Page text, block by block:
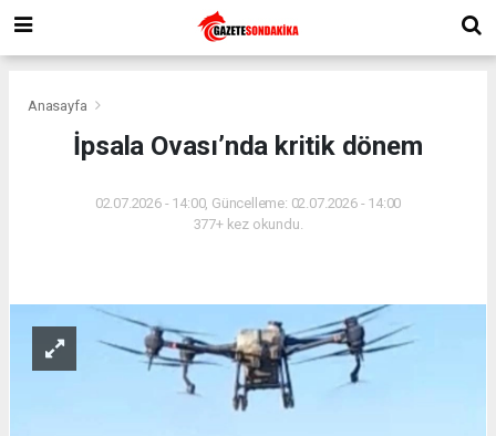
Anasayfa
İpsala Ovası’nda kritik dönem
02.07.2026 - 14:00, Güncelleme: 02.07.2026 - 14:00
377+ kez okundu.